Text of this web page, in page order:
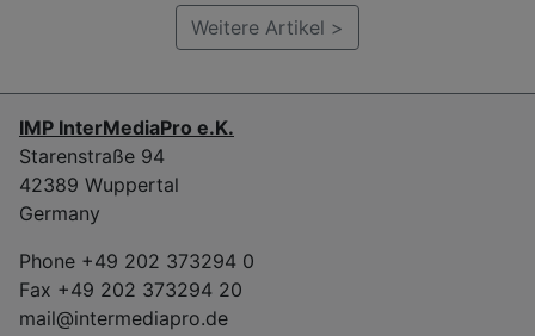
Weitere Artikel >
IMP InterMediaPro e.K.
Starenstraße 94
42389 Wuppertal
Germany
Phone +49 202 373294 0
Fax +49 202 373294 20
mail@intermediapro.de